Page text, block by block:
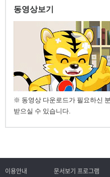
동영상보기
※ 동영상 다운로드가 필요하신
받으실 수 있습니다.
이용안내 문서보기 프로그램